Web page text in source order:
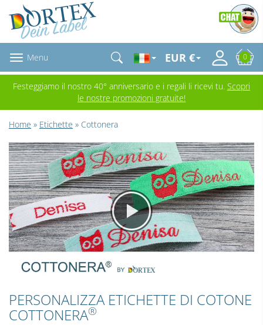
Menu EUR € 0
Festeggiamo il nostro 40° anniversario e i regali li ricevi tu. Scopri
le nostre promozioni gratuite!
Home » Etichette » Cottonera
PERSONALIZZA ETICHETTE DI COTONE
COTTONERA®